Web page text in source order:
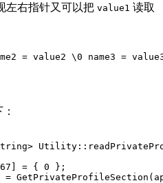
左右指针又可以把 value1 读取
= value2 \0 name3 =
] = { 0 };
= GetPrivateProfileSection